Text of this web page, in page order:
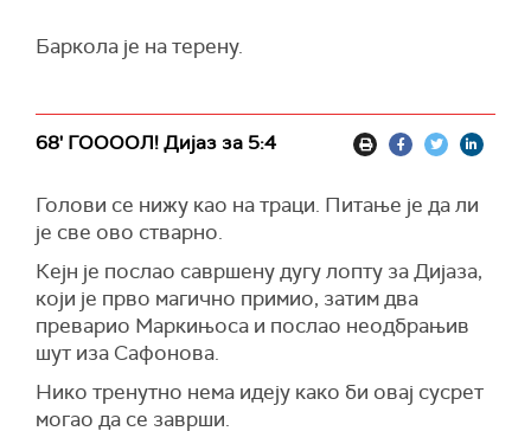
Баркола је на терену.
68' ГООООЛ! Дијаз за 5:4
Голови се нижу као на траци. Питање је да ли
је све ово стварно.
Кејн је послао савршену дугу лопту за Дијаза,
који је прво магично примио, затим два
преварио Маркињоса и послао неодбрањив
шут иза Сафонова.
Нико тренутно нема идеју како би овај сусрет
могао да се заврши.